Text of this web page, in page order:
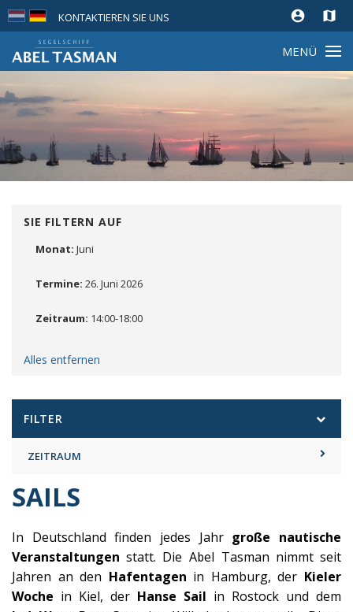
account_circle map
KONTAKTIEREN SIE UNS
MENÜ
SIE FILTERN AUF
Monat: Juni
Termine: 26. Juni 2026
Zeitraum: 14:00-18:00
Alles entfernen
FILTER
ZEITRAUM
SAILS
In Deutschland finden jedes Jahr große nautische
Veranstaltungen statt. Die Abel Tasman nimmt seit
Jahren an den Hafentagen in Hamburg, der Kieler
Woche in Kiel, der Hanse Sail in Rostock und dem